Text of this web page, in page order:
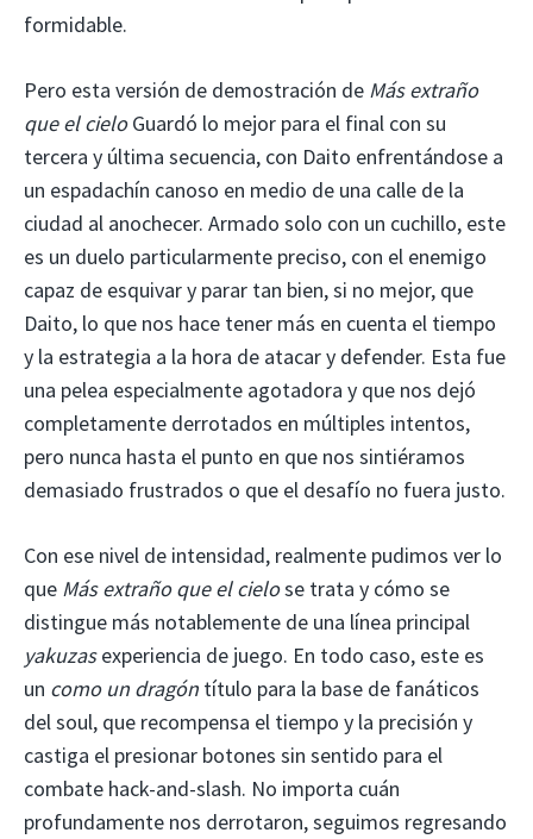
formidable.
Pero esta versión de demostración de Más extraño
que el cieloGuardó lo mejor para el final con su
tercera y última secuencia, con Daito enfrentándose a
un espadachín canoso en medio de una calle de la
ciudad al anochecer. Armado solo con un cuchillo, este
es un duelo particularmente preciso, con el enemigo
capaz de esquivar y parar tan bien, si no mejor, que
Daito, lo que nos hace tener más en cuenta el tiempo
y la estrategia a la hora de atacar y defender. Esta fue
una pelea especialmente agotadora y que nos dejó
completamente derrotados en múltiples intentos,
pero nunca hasta el punto en que nos sintiéramos
demasiado frustrados o que el desafío no fuera justo.
Con ese nivel de intensidad, realmente pudimos ver lo
que Más extraño que el cielose trata y cómo se
distingue más notablemente de una línea principal
yakuzasexperiencia de juego. En todo caso, este es
un como un dragón título para la base de fanáticos
del soul, que recompensa el tiempo y la precisión y
castiga el presionar botones sin sentido para el
combate hack-and-slash. No importa cuán
profundamente nos derrotaron, seguimos regresando